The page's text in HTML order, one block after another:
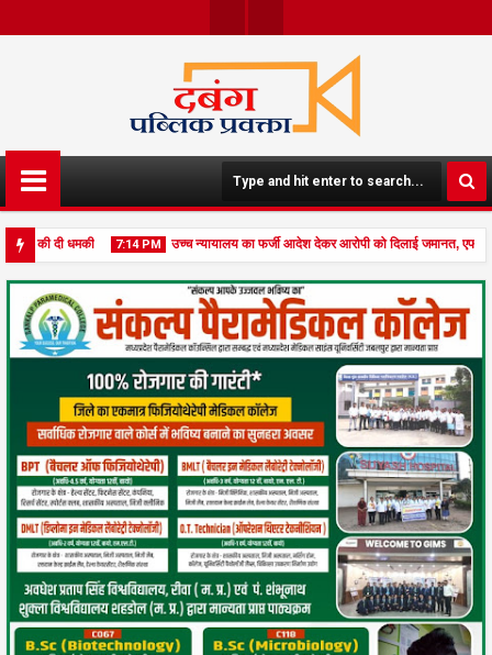
Boo
K
Ter
की दी धमकी 7:14 PM
07 Aug
2026
उच्च न्यायालय का फर्जी आदेश देकर आरोपी को दिलाई जमानत, एफआईआर